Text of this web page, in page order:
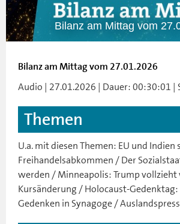
Bilanz am Mittag vom
Bilanz am Mittag vom 27.01.2026
Audio | 27.01.2026 | Dauer: 00:30:01 |
Themen
U.a. mit diesen Themen: EU und Indien
Freihandelsabkommen / Der
werden / Minneapolis: Trump
Kursänderung / Holocaust-
Gedenken in Synagoge /